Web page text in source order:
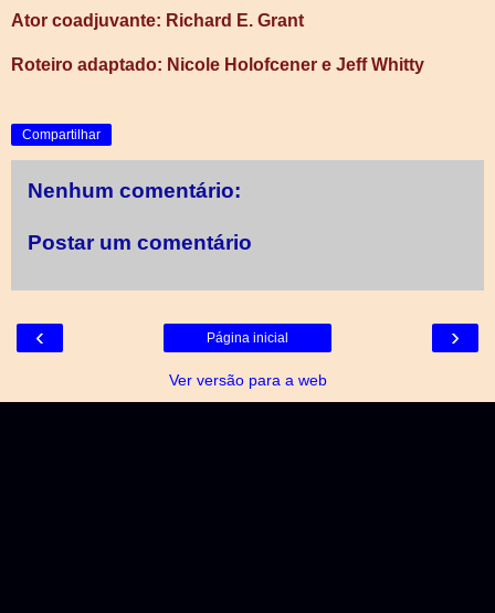
Ator coadjuvante: Richard E. Grant
Roteiro adaptado: Nicole Holofcener e Jeff Whitty
Compartilhar
Nenhum comentário:
Postar um comentário
‹ ›
Página inicial
Ver versão para a web